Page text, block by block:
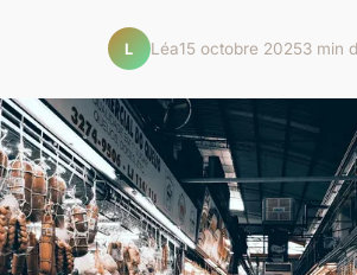
L Léa15 octobre 20253 min